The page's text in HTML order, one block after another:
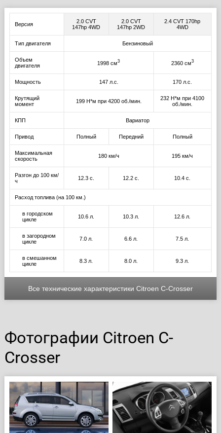
Версия
2.0 CVT
147hp 4WD
2.0 CVT
147hp 2WD
2.4 CVT 170hp
4WD
Тип двигателя Бензиновый
Объем
двигателя
1998 см3 2360 см3
Мощность 147 л.с. 170 л.с.
Крутящий
момент
199 Н*м при 4200 об./мин.
232 Н*м при 4100
об./мин.
КПП Вариатор
Привод Полный Передний Полный
Максимальная
скорость
180 км/ч 195 км/ч
Разгон до 100 км/
ч
12.3 с. 12.2 с. 10.4 с.
Расход топлива (на 100 км.)
в городском
цикле
10.6 л. 10.3 л. 12.6 л.
в загородном
цикле
7.0 л. 6.6 л. 7.5 л.
в смешанном
цикле
8.3 л. 8.0 л. 9.3 л.
Все технические характеристики Citroen C-Crosser
Фотографии Citroen C-
Crosser